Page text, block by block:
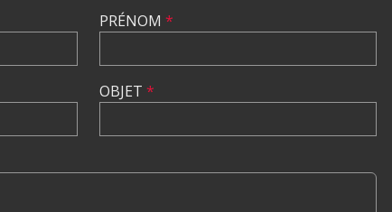
PRÉNOM *
OBJET *